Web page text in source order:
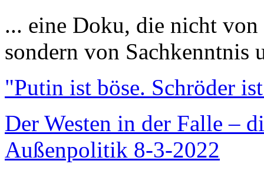
... eine Doku, die nicht
sondern von Sachkenntnis
"Putin ist böse. Schröder
Der Westen in der Falle –
Außenpolitik 8-3-2022